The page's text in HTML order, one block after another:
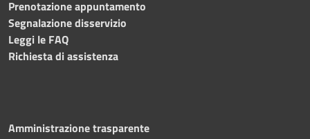
Prenotazione appuntamento
Segnalazione disservizio
Leggi le FAQ
Richiesta di assistenza
Amministrazione trasparente